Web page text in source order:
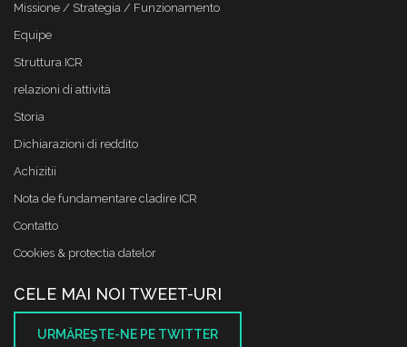
Missione / Strategia / Funzionamento
Equipe
Struttura ICR
relazioni di attività
Storia
Dichiarazioni di reddito
Achizitii
Nota de fundamentare cladire ICR
Contatto
Cookies & protectia datelor
CELE MAI NOI TWEET-URI
URMĂREŞTE-NE PE TWITTER